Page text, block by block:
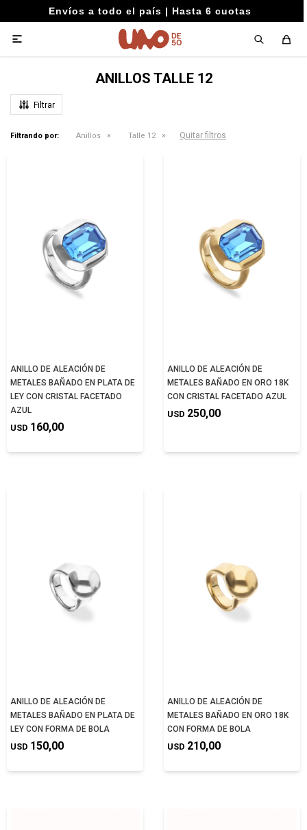
Envíos a todo el país | Hasta 6 cuotas

ANILLOS TALLE 12
Filtrando por: Anillos Talle 12 Quitar filtros
ANILLO DE ALEACIÓN DE
METALES BAÑADO EN PLATA DE
LEY CON CRISTAL FACETADO
AZUL
USD 160,00
ANILLO DE ALEACIÓN DE
METALES BAÑADO EN ORO 18K
CON CRISTAL FACETADO AZUL
USD 250,00
ANILLO DE ALEACIÓN DE
METALES BAÑADO EN PLATA DE
LEY CON FORMA DE BOLA
USD 150,00
ANILLO DE ALEACIÓN DE
METALES BAÑADO EN ORO 18K
CON FORMA DE BOLA
USD 210,00